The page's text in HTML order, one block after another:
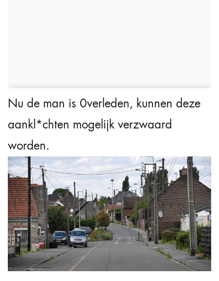
Nu de man is 0verleden, kunnen deze
aankl*chten mogelijk verzwaard
worden.